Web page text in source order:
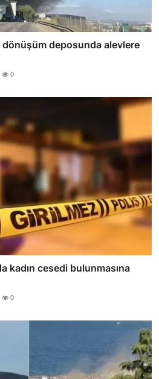
dönüşüm deposunda alevlere
0
kadın cesedi bulunmasına
0